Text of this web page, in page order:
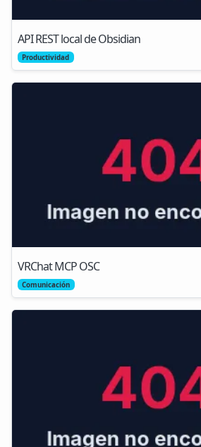
API REST local de Obsidian
Productividad
VRChat MCP OSC
Comunicación